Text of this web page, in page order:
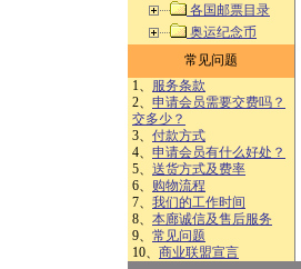
各国邮票目录
奥运纪念币
常见问题
1、 服务条款
2、 申请会员需要交费吗？
交多少？
3、 付款方式
4、 申请会员有什么好处？
5、 送货方式及费率
6、 购物流程
7、 我们的工作时间
8、 本廊诚信及售后服务
9、 常见问题
10、 商业联盟宣言